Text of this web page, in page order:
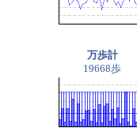
万歩計
19668歩